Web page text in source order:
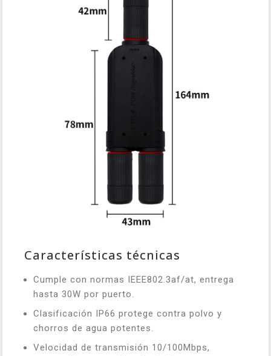
Características técnicas
Cumple con normas IEEE802.3af/at, entrega
hasta 30W por puerto.
Clasificación IP66 protege contra polvo y
chorros de agua potentes.
Velocidad de transmisión 10/100Mbps,